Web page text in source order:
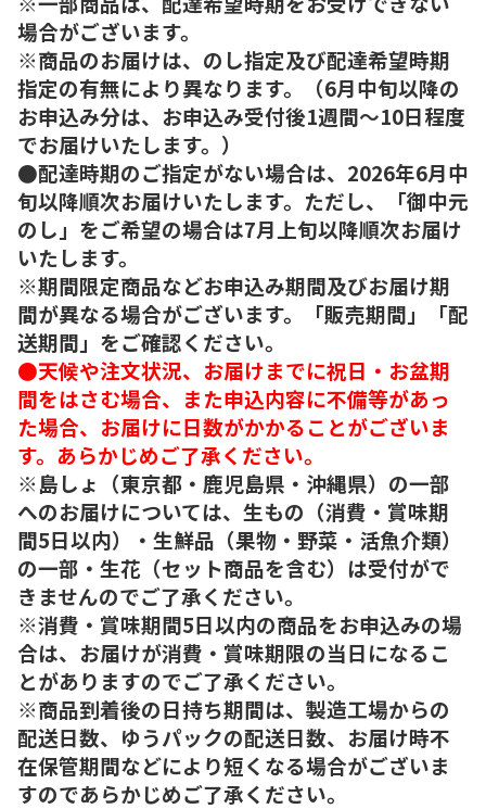
場合がございます。
※商品のお届けは、のし指定及び配達希望時期
指定の有無により異なります。（6月中旬以降の
お申込み分は、お申込み受付後1週間～10日程度
でお届けいたします。）
●配達時期のご指定がない場合は、2026年6月中
旬以降順次お届けいたします。ただし、「御中元
のし」をご希望の場合は7月上旬以降順次お届け
いたします。
※期間限定商品などお申込み期間及びお届け期
間が異なる場合がございます。「販売期間」「配
送期間」をご確認ください。
●天候や注文状況、お届けまでに祝日・お盆期
間をはさむ場合、また申込内容に不備等があっ
た場合、お届けに日数がかかることがございま
す。あらかじめご了承ください。
※島しょ（東京都・鹿児島県・沖縄県）の一部
へのお届けについては、生もの（消費・賞味期
間5日以内）・生鮮品（果物・野菜・活魚介類）
の一部・生花（セット商品を含む）は受付がで
きませんのでご了承ください。
※消費・賞味期間5日以内の商品をお申込みの場
合は、お届けが消費・賞味期限の当日になるこ
とがありますのでご了承ください。
※商品到着後の日持ち期間は、製造工場からの
配送日数、ゆうパックの配送日数、お届け時不
在保管期間などにより短くなる場合がございま
すのであらかじめご了承ください。